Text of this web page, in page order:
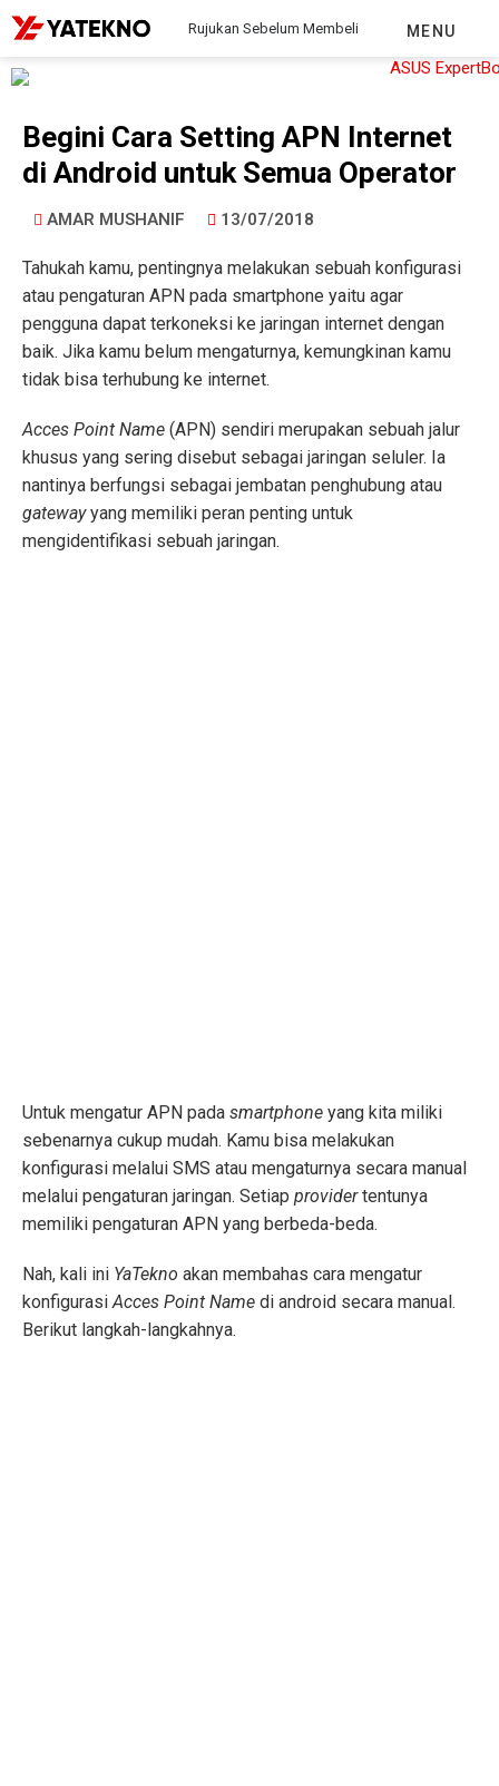
Rujukan Sebelum Membeli MENU
Begini Cara Setting APN Internet
di Android untuk Semua Operator
AMAR MUSHANIF 13/07/2018
Tahukah kamu, pentingnya melakukan sebuah konfigurasi
atau pengaturan APN pada smartphone yaitu agar
pengguna dapat terkoneksi ke jaringan internet dengan
baik. Jika kamu belum mengaturnya, kemungkinan kamu
tidak bisa terhubung ke internet.
Acces Point Name (APN) sendiri merupakan sebuah jalur
khusus yang sering disebut sebagai jaringan seluler. Ia
nantinya berfungsi sebagai jembatan penghubung atau
gatewayyang memiliki peran penting untuk
mengidentifikasi sebuah jaringan.
Untuk mengatur APN pada smartphone yang kita miliki
sebenarnya cukup mudah. Kamu bisa melakukan
konfigurasi melalui SMS atau mengaturnya secara manual
melalui pengaturan jaringan. Setiap providertentunya
memiliki pengaturan APN yang berbeda-beda.
Nah, kali ini YaTekno akan membahas cara mengatur
konfigurasiAcces Point Name di android secara manual.
Berikut langkah-langkahnya.